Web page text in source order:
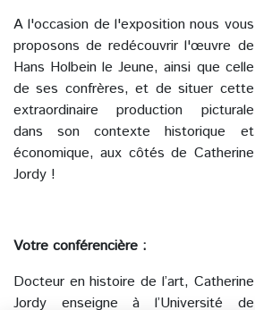
A l'occasion de l'exposition nous vous
proposons de redécouvrir l'œuvre de
Hans Holbein le Jeune, ainsi que celle
de ses confrères, et de situer cette
extraordinaire production picturale
dans son contexte historique et
économique, aux côtés de Catherine
Jordy !
Votre conférencière :
Docteur en histoire de l’art, Catherine
Jordy enseigne à l’Université de